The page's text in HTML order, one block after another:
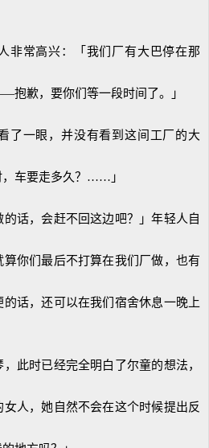
常高兴：「我们厂有大巴停在那
抱歉，要你们等一段时间了。」
一眼，并没有看到这间工厂的大
，车要走多久？……」
，会赶不回这边吧？」年轻人自
你们最后不打算在我们厂做，也有
话，还可以在我们宿舍休息一晚上
时已经完全明白了尔童的想法，
人，她自然不会在这个时候提出反